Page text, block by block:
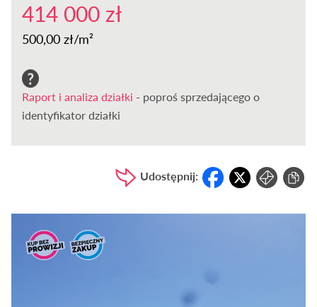
414 000 zł
500,00 zł/m²
Raport i analiza działki - poproś sprzedającego o
identyfikator działki
Udostępnij: